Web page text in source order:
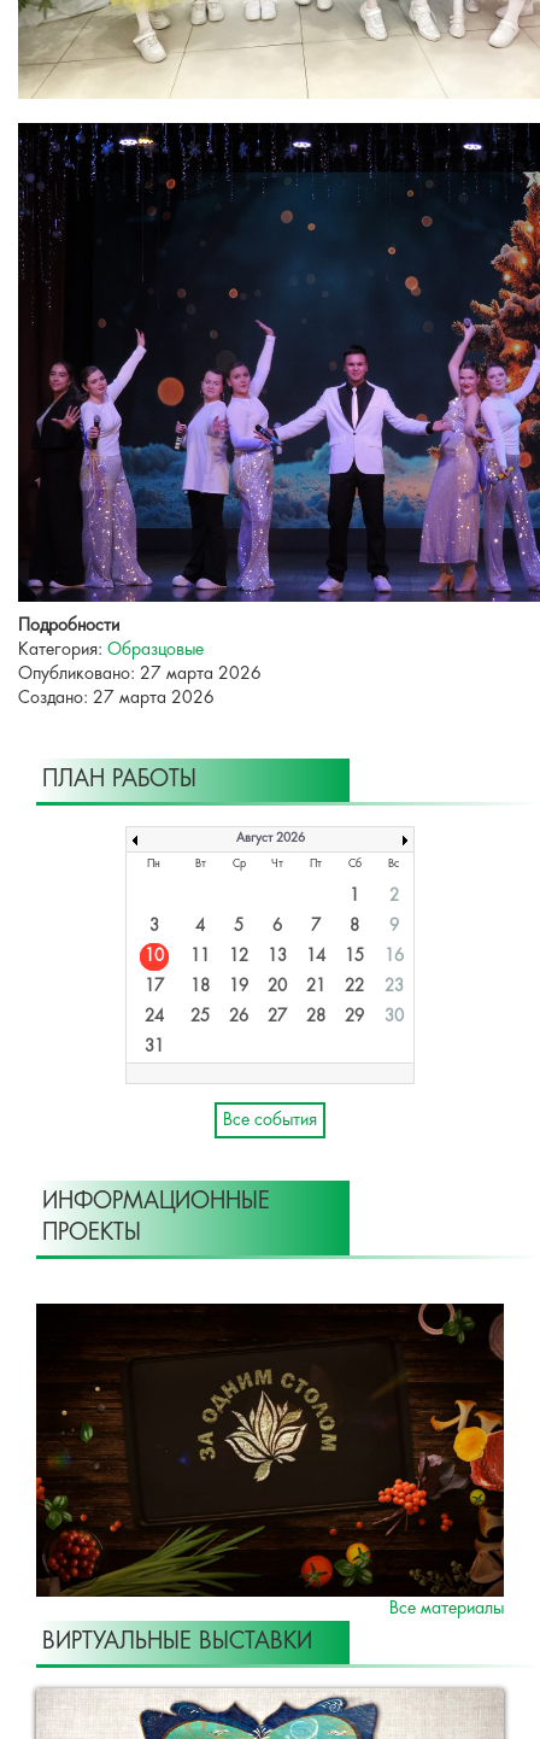
Подробности
Категория: Образцовые
Опубликовано: 27 марта 2026
Создано: 27 марта 2026
ПЛАН РАБОТЫ
Август 2026
Пн Вт Ср Чт Пт Сб Вс
1
2
3
4 5 6 7 8
9
10
11 12 13 14 15
16
17
18 19 20 21 22
23
24
25 26 27 28 29
30
31
Все события
ИНФОРМАЦИОННЫЕ
ПРОЕКТЫ
Все материалы
ВИРТУАЛЬНЫЕ ВЫСТАВКИ